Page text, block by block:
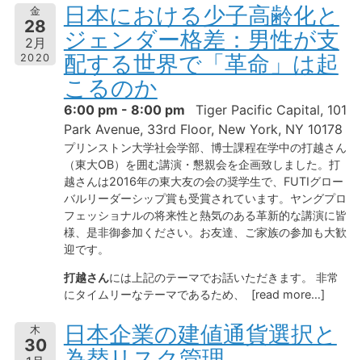
金
28
2月
2020
日本における少子高齢化と
ジェンダー格差：男性が支
配する世界で「革命」は起
こるのか
6:00 pm - 8:00 pm
Tiger Pacific Capital, 101
Park Avenue, 33rd Floor, New York, NY 10178
プリンストン大学社会学部、博士課程在学中の打越さん
（東大OB）を囲む講演・懇親会を企画致しました。打
越さんは2016年の東大友の会の奨学生で、FUTIグロー
バルリーダーシップ賞も受賞されています。ヤングプロ
フェッショナルの将来性と熱気のある革新的な講演に皆
様、是非御参加ください。お友達、ご家族の参加も大歓
迎です。
打越さんには上記のテーマでお話いただきます。 非常
にタイムリーなテーマであるため、 [read more…]
木
30
日本企業の建値通貨選択と